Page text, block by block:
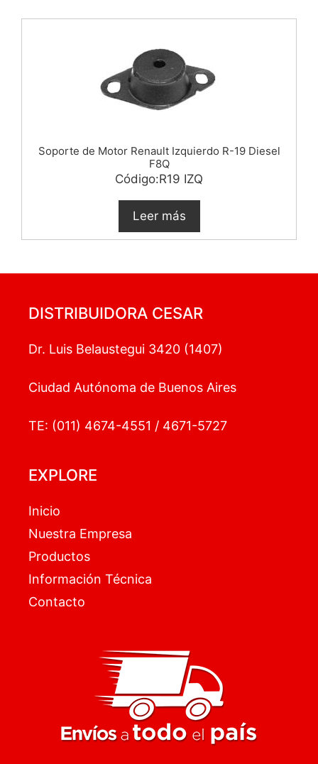
Soporte de Motor Renault Izquierdo R-19 Diesel
F8Q
Código:R19 IZQ
Leer más
DISTRIBUIDORA CESAR
Dr. Luis Belaustegui 3420 (1407)
Ciudad Autónoma de Buenos Aires
TE: (011) 4674-4551 / 4671-5727
EXPLORE
Inicio
Nuestra Empresa
Productos
Información Técnica
Contacto